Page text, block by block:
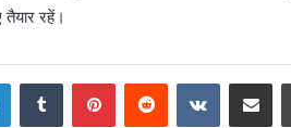
तैयार रहें।
LinkedInTumblr PinterestReddit VKontakte
Share